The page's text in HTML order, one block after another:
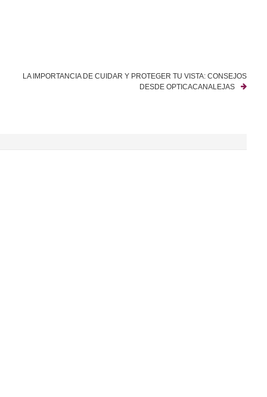
LA IMPORTANCIA DE CUIDAR Y PROTEGER TU VISTA: CONSEJOS
DESDE OPTICACANALEJAS